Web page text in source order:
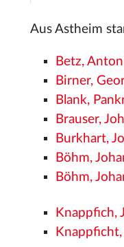
Aus Astheim
Betz,
Birner,
Blank,
Brauser,
Burkhart,
Böhm,
Böhm,
Knappfich,